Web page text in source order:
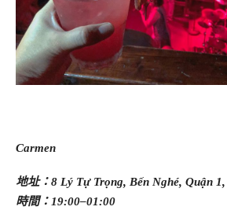
Carmen
地址：8 Lý Tự Trọng, Bến Nghé, Quận
時間：19:00–01:00